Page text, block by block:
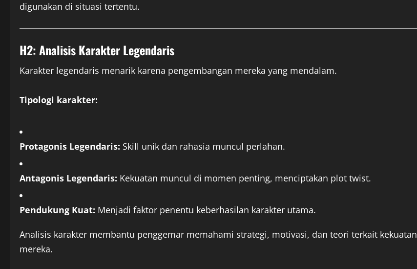
digunakan di situasi tertentu.
H2: Analisis Karakter Legendaris
Karakter legendaris menarik karena pengembangan mereka yang mendalam.
Tipologi karakter:
Protagonis Legendaris: Skill unik dan rahasia muncul perlahan.
Antagonis Legendaris: Kekuatan muncul di momen penting, menciptakan plot twist.
Pendukung Kuat: Menjadi faktor penentu keberhasilan karakter utama.
Analisis karakter membantu penggemar memahami strategi, motivasi, dan teori terkait kekuatan
mereka.